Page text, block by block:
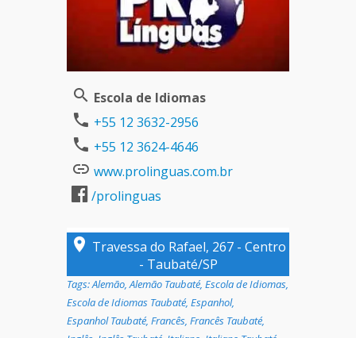
Escola de Idiomas
+55 12 3632-2956
+55 12 3624-4646
www.prolinguas.com.br
/prolinguas
Travessa do Rafael, 267 - Centro
- Taubaté/SP
Tags:Alemão,Alemão Taubaté, Escola de Idiomas,
Escola de Idiomas Taubaté, Espanhol,
Espanhol Taubaté, Francês, Francês Taubaté,